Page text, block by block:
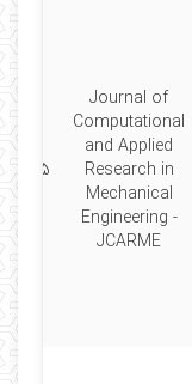
Journal of
Computational
and Applied
Research in
Mechanical
Engineering -
JCARME
08-05